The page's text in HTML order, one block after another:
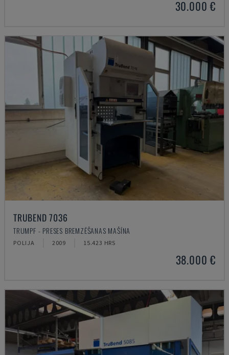
30.000 €
TRUBEND 7036
TRUMPF - PRESES BREMZĒŠANAS MAŠĪNA
POLIJA 2009 15.423 HRS
38.000 €